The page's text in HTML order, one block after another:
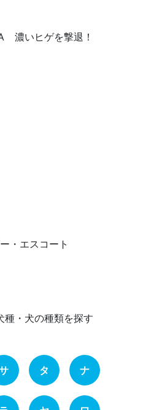
濃いヒゲを撃退！
・エスコート
種・犬の種類を探す
タ ナ